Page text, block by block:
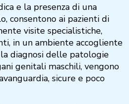
e la presenza di una
consentono ai pazienti di
visite specialistiche,
in un ambiente accogliente
diagnosi delle patologie
genitali maschili, vengono
sicure e poco